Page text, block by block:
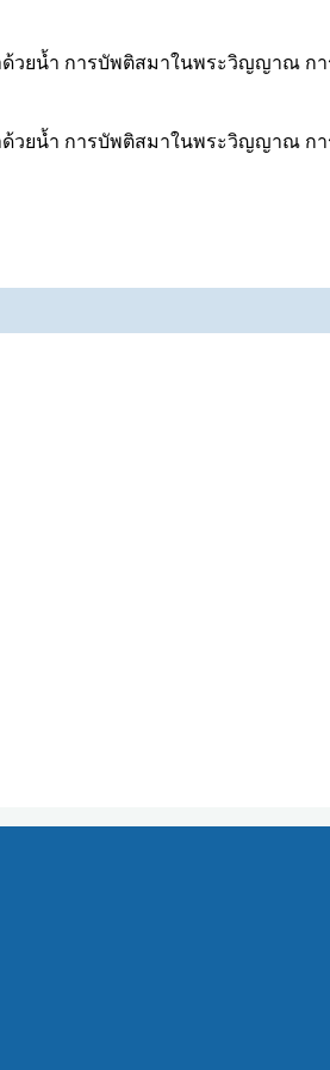
ด้วยน้ำ การบัพติสมาในพระวิญญาณ ก
ด้วยน้ำ การบัพติสมาในพระวิญญาณ ก